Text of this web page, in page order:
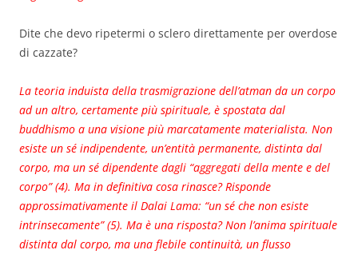
Dite che devo ripetermi o sclero direttamente per overdose
di cazzate?
La teoria induista della trasmigrazione dell’atman da un corpo
ad un altro, certamente più spirituale, è spostata dal
buddhismo a una visione più marcatamente materialista. Non
esiste un sé indipendente, un’entità permanente, distinta dal
corpo, ma un sé dipendente dagli “aggregati della mente e del
corpo” (4). Ma in definitiva cosa rinasce? Risponde
approssimativamente il Dalai Lama: “un sé che non esiste
intrinsecamente” (5). Ma è una risposta? Non l’anima spirituale
distinta dal corpo, ma una flebile continuità, un flusso